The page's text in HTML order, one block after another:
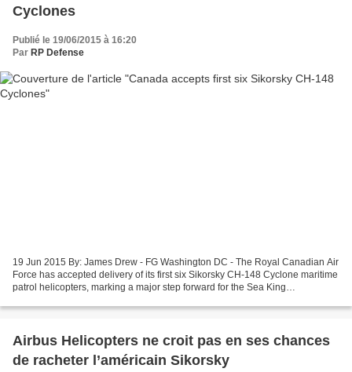
Cyclones
Publié le 19/06/2015 à 16:20
Par RP Defense
19 Jun 2015 By: James Drew - FG Washington DC - The Royal Canadian Air
Force has accepted delivery of its first six Sikorsky CH-148 Cyclone maritime
patrol helicopters, marking a major step forward for the Sea King
Airbus Helicopters ne croit pas en ses chances
de racheter l’américain Sikorsky